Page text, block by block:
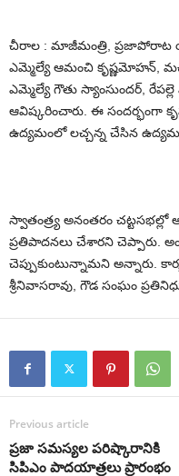
చీరాల : మాజీమంత్రి, ప్రజాపోరాట
ఎమ్మెల్యే ఆమంచి కృష్ణమోహన్,
ఎమ్మెల్యే గౌతు స్యాంసుందర్,
ఆవిష్కరించారు. ఈ సందర్భంగా
ఉద్యమంలో లచ్చన్న చేసిన ఉద్యమ
స్వాతంత్ర్య అనంతరం చట్టసభల్లో
ప్రతిపాదనలు చేశారని చెప్పారు.
చెప్పుకుంటున్నామని అన్నారు.
శ్రీనివాసరావు, గౌడ సంఘం
Previous article
ప్రజా సమస్యల పరిష్కారానికి
సిపిఎం పాదయాత్రలు ప్రారంభం